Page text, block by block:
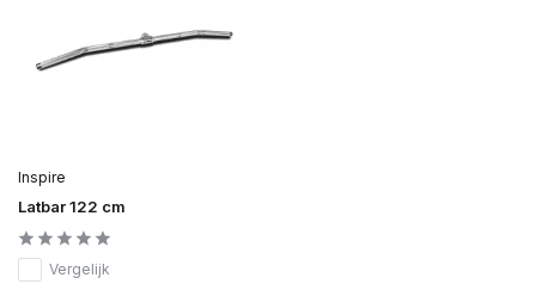
Inspire
Latbar 122 cm
Vergelijk